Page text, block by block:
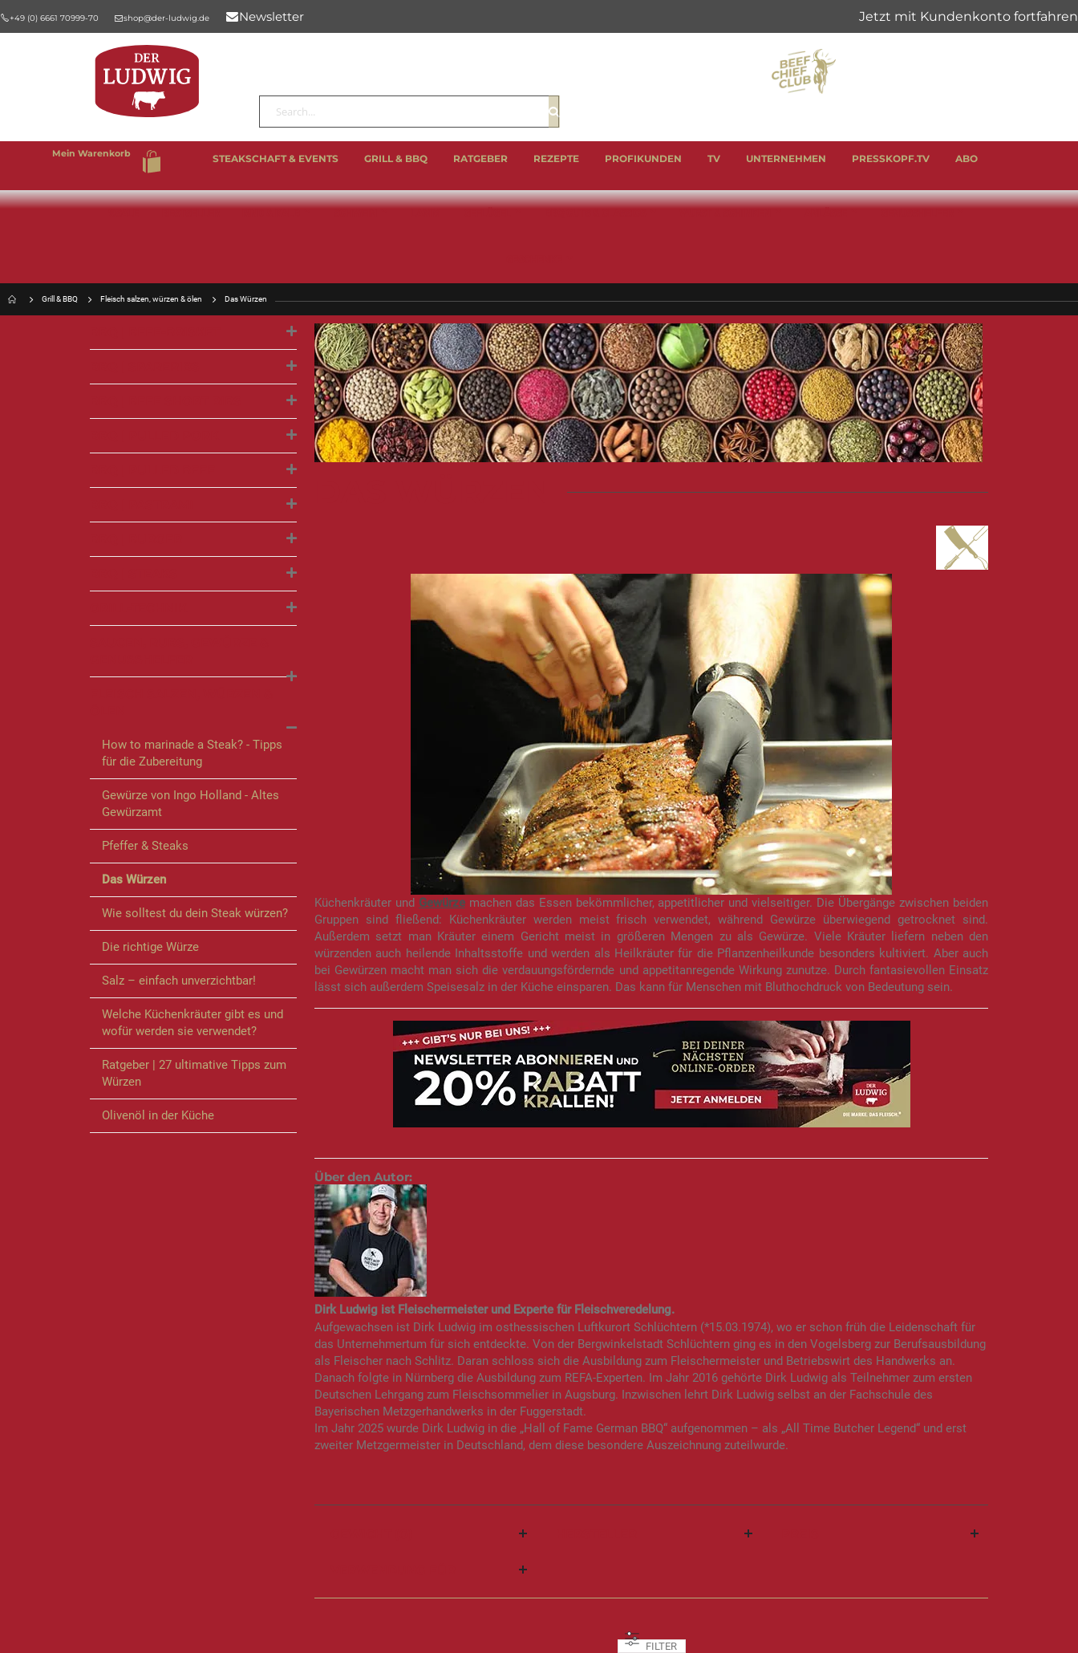
+49 (0) 6661 70999-70 shop@der-ludwig.de Newsletter
Mein Warenkorb
Suche
Suche
STEAKSCHAFT & EVENTS GRILL & BBQ RATGEBER REZEPTE PROFIKUNDEN TV UNTERNEHMEN PRESSKOPF.TV ABO
Grill & BBQ Fleisch salzen, würzen & ölen Das Würzen
Küchenkräuter und Gewürzemachen das Essen bekömmlicher, appetitlicher und vielseitiger. Die Übergänge zwischen beiden
Gruppen sind fließend: Küchenkräuter werden meist frisch verwendet, während Gewürze überwiegend getrocknet sind.
Außerdem setzt man Kräuter einem Gericht meist in größeren Mengen zu als Gewürze. Viele Kräuter liefern neben den
würzenden auch heilende Inhaltsstoffe und werden als Heilkräuter für die Pflanzenheilkunde besonders kultiviert. Aber auch
bei Gewürzen macht man sich die verdauungsfördernde und appetitanregende Wirkung zunutze. Durch fantasievollen Einsatz
lässt sich außerdem Speisesalz in der Küche einsparen. Das kann für Menschen mit Bluthochdruck von Bedeutung sein.
Über den Autor:
Dirk Ludwig ist Fleischermeister und Experte für Fleischveredelung.
Aufgewachsen ist Dirk Ludwig im osthessischen Luftkurort Schlüchtern (*15.03.1974), wo er schon früh die Leidenschaft für
das Unternehmertum für sich entdeckte. Von der Bergwinkelstadt Schlüchtern ging es in den Vogelsberg zur Berufsausbildung
als Fleischer nach Schlitz. Daran schloss sich die Ausbildung zum Fleischermeister und Betriebswirt des Handwerks an.
Danach folgte in Nürnberg die Ausbildung zum REFA-Experten. Im Jahr 2016 gehörte Dirk Ludwig als Teilnehmer zum ersten
Deutschen Lehrgang zum Fleischsommelier in Augsburg. Inzwischen lehrt Dirk Ludwig selbst an der Fachschule des
Bayerischen Metzgerhandwerks in der Fuggerstadt.
Im Jahr 2025 wurde Dirk Ludwig in die „Hall of Fame German BBQ“ aufgenommen – als „All Time Butcher Legend“ und erst
zweiter Metzgermeister in Deutschland, dem diese besondere Auszeichnung zuteilwurde.
FILTER
How to marinade a Steak? - Tipps
für die Zubereitung
Gewürze von Ingo Holland - Altes
Gewürzamt
Pfeffer & Steaks
Das Würzen
Wie solltest du dein Steak würzen?
Die richtige Würze
Salz – einfach unverzichtbar!
Welche Küchenkräuter gibt es und
wofür werden sie verwendet?
Ratgeber | 27 ultimative Tipps zum
Würzen
Olivenöl in der Küche